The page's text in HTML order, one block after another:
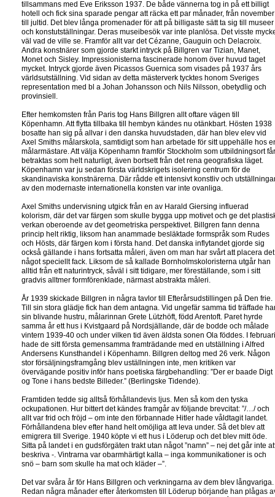
tillsammans med Eve Eriksson 1937. De både vännerna tog in på ett billigt
hotell och fick sina sparade pengar att räcka ett par månader, från november
till jultid. Det blev långa promenader för att på billigaste sätt ta sig till museer
och konstutställningar. Deras museibesök var inte planlösa. Det visste
väl vad de ville se. Framför allt var det Cézanne, Gauguin och Delacroix.
Andra konstnärer som gjorde starkt intryck på Billgren var Tizian, Manet,
Monet och Sisley. Impressionisterna fascinerade honom över huvud taget
mycket. Intryck gjorde även Picassos Guernica som visades på 1937 års
världsutställning. Vid sidan av detta mästerverk tycktes honom Sveriges
representation med bl a Johan Johansson och Nils Nilsson, obetydlig och
provinsiell.
Efter hemkomsten från Paris tog Hans Billgren allt oftare vägen till
Köpenhamn. Att flytta tillbaka till hembyn kändes nu otänkbart. Hösten 1938
bosatte han sig på allvar i den danska huvudstaden, där han blev elev vid
Axel Smiths målarskola, samtidigt som han arbetade för sitt uppehälle hos
målarmästare. Att välja Köpenhamn framför Stockholm som utbildningsort får
betraktas som helt naturligt, även bortsett från det rena geografiska läget.
Köpenhamn var ju sedan första världskrigets isolering centrum för de
skandinaviska konstnärerna. Där rådde ett intensivt konstliv och
av den modernaste internationella konsten var inte ovanliga.
Axel Smiths undervisning utgick från en av Harald Giersing influerad
kolorism, där det var färgen som skulle bygga upp motivet och ge det
verkan oberoende av det geometriska perspektivet. Billgren fann denna
princip helt riktig, liksom han anammade besläktade formspråk som Rudes
och Hösts, där färgen kom i första hand. Det danska inflytandet gjorde sig
också gällande i hans fortsatta måleri, även om man har svårt att placera
något speciellt fack. Liksom de så kallade Bornholmskoloristerna utgår han
alltid från ett naturintryck, såväl i sitt tidigare, mer föreställande, som i sitt
gradvis alltmer formförenklade, närmast abstrakta måleri.
År 1939 skickade Billgren in några tavlor till Efterårsudstillingen på Den frie.
Till sin stora glädje fick han dem antagna. Vid ungefär samma tid träffade
sin blivande hustru, målarinnan Grete Lützhöft, född Arentoft. Paret hyrde
samma år ett hus i Kvistgaard på Nordsjällande, där de bodde och målade
vintern 1939-40 och under vilken tid även äldsta sonen Ola föddes. I februari
hade de sitt första gemensamma framträdande med en utställning i Alfred
Andersens Kunsthandel i Köpenhamn. Billgren deltog med 26 verk. Någon
stor försäljningsframgång blev uställningen inte, men kritiken var
övervägande positiv inför hans poetiska färgbehandling: ”Der er baade Digt
og Tone i hans bedste Billeder.” (Berlingske Tidende).
Framtiden tedde sig alltså förhållandevis ljus. Men så kom den tyska
ockupationen. Hur bittert det kändes framgår av följande brevcitat: ”/…/ och
allt var frid och fröjd – om inte den förbannade Hitler hade våldtagit landet.
Förhållandena blev efter hand helt omöjliga att leva under. Så det blev att
emigrera till Sverige. 1940 köpte vi ett hus i Löderup och det blev mitt öde.
Sitta på landet i en gudsförgäten trakt utan något ”namn” – nej det går inte
beskriva -. Vintrarna var obarmhärtigt kalla – inga kommunikationer is och
snö – barn som skulle ha mat och kläder –”.
Det var svåra år för Hans Billgren och verkningarna av dem blev långvariga.
Redan några månader efter återkomsten till Löderup börjande han plågas